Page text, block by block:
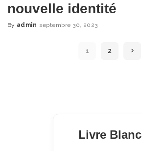
nouvelle identité
Posted
By admin septembre 30, 2023
1 2
Livre Blanc